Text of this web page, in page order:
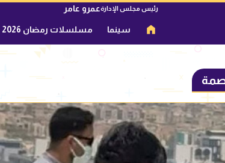
رئيس مجلس الإدارةعمرو عامر
سينما مسلسلات رمضان 2026